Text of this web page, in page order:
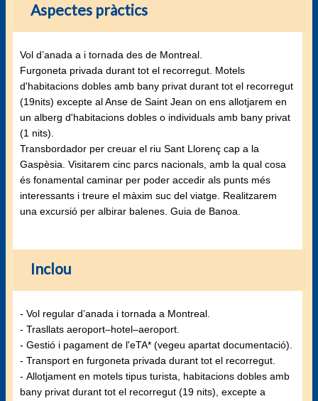
Aspectes pràctics
Vol d’anada a i tornada des de Montreal.
Furgoneta privada durant tot el recorregut. Motels
d'habitacions dobles amb bany privat durant tot el recorregut
(19nits) excepte al Anse de Saint Jean on ens allotjarem en
un alberg d'habitacions dobles o individuals amb bany privat
(1 nits).
Transbordador per creuar el riu Sant Llorenç cap a la
Gaspèsia. Visitarem cinc parcs nacionals, amb la qual cosa
és fonamental caminar per poder accedir als punts més
interessants i treure el màxim suc del viatge. Realitzarem
una excursió per albirar balenes. Guia de Banoa.
Inclou
- Vol regular d’anada i tornada a Montreal.
- Trasllats aeroport–hotel–aeroport.
- Gestió i pagament de l'eTA* (vegeu apartat documentació).
- Transport en furgoneta privada durant tot el recorregut.
- Allotjament en motels tipus turista, habitacions dobles amb
bany privat durant tot el recorregut (19 nits), excepte a